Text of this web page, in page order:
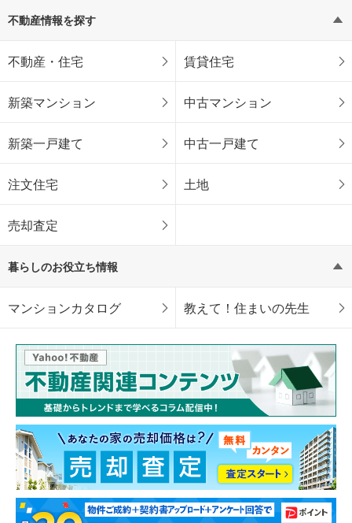
不動産情報を探す
不動産・住宅 賃貸住宅
新築マンション 中古マンション
新築一戸建て 中古一戸建て
注文住宅 土地
売却査定
暮らしのお役立ち情報
マンションカタログ 教えて！住まいの先生